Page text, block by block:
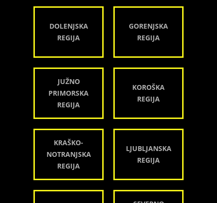
DOLENJSKA
REGIJA
GORENJSKA
REGIJA
JUŽNO
PRIMORSKA
REGIJA
KOROŠKA
REGIJA
KRAŠKO-
NOTRANJSKA
REGIJA
LJUBLJANSKA
REGIJA